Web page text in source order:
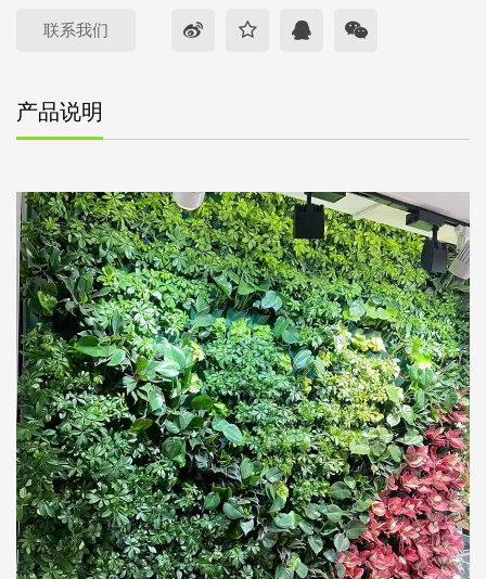
联系我们
产品说明